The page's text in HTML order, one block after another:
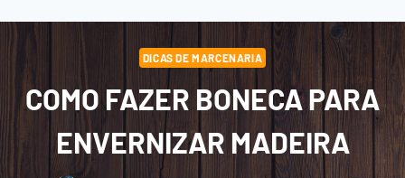
DICAS DE MARCENARIA
COMO FAZER BONECA PARA
ENVERNIZAR MADEIRA